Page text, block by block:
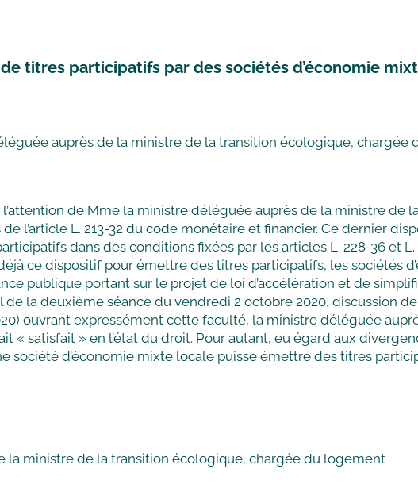
titres participatifs par des sociétés d’économie
auprès de la ministre de la transition écologique, chargée
de Mme la ministre déléguée auprès de la ministre
l’article L. 213-32 du code monétaire et financier. Ce dernier
dans des conditions fixées par les articles L. 228-36 et
ce dispositif pour émettre des titres participatifs, les sociétés
publique portant sur le projet de loi d’accélération et de
la deuxième séance du vendredi 2 octobre 2020, discussion
ouvrant expressément cette faculté, la ministre déléguée
« satisfait » en l’état du droit. Pour autant, eu égard aux
société d’économie mixte locale puisse émettre des titres
la ministre de la transition écologique, chargée du logement